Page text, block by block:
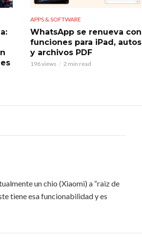
APPS & SOFTWARE
WhatsApp se renueva con
funciones para iPad, autos
y archivos PDF
196 views 2 min read
un chio (Xiaomi) a “raiz de
tiene esa funcionabilidad y es